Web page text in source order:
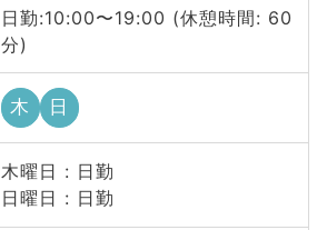
日勤:10:00〜19:00 (休憩時間: 60
分)
木 日
木曜日 : 日勤
日曜日 : 日勤